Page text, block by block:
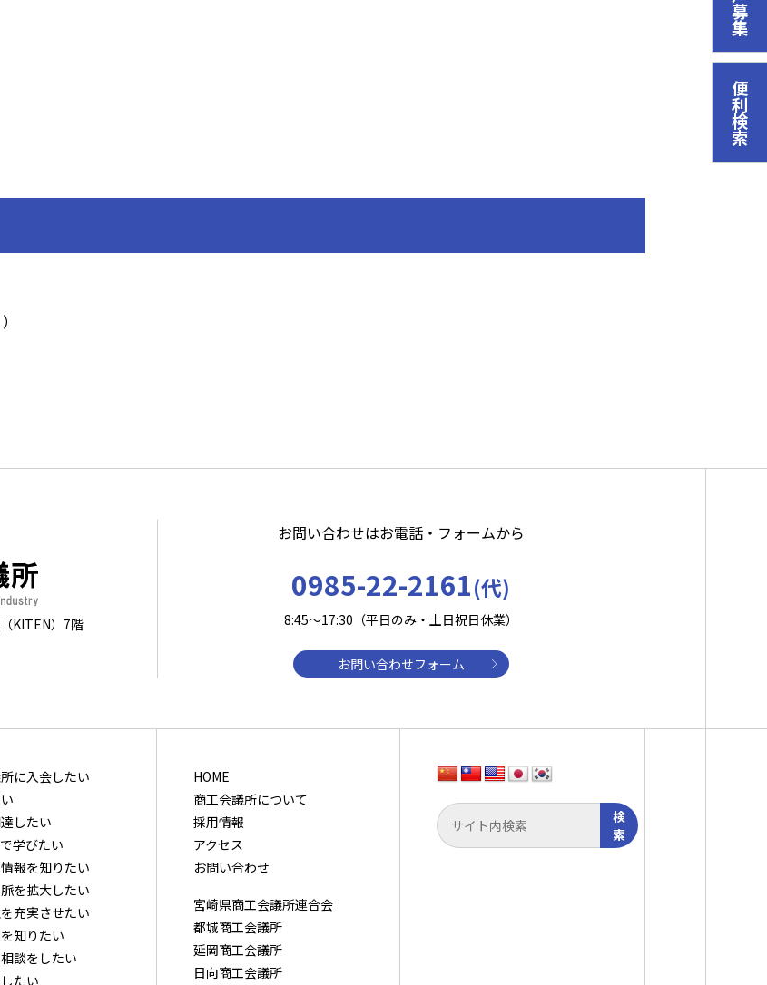
KITEN）7階
お問い合わせはお電話・フォームから
0985-22-2161(代)
8:45～17:30（平日のみ・土日祝日休業）
お問い合わせフォーム
に⼊会したい
したい
学びたい
報を知りたい
を拡⼤したい
充実させたい
知りたい
談をしたい
たい
HOME
商工会議所について
採用情報
アクセス
お問い合わせ
宮崎県商工会議所連合会
都城商工会議所
延岡商工会議所
日向商工会議所
検
索
便利検索